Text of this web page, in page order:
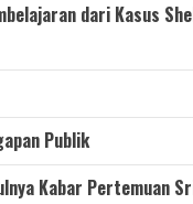
dari Kasus
Publik
Kabar Pertemuan